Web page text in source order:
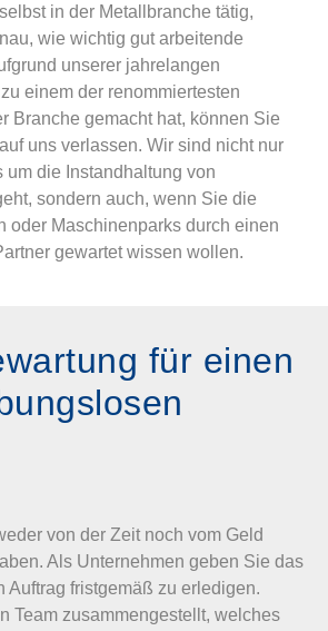
in der Metallbranche tätig,
wie wichtig gut arbeitende
unserer jahrelangen
einem der renommiertesten
Branche gemacht hat, können Sie
uns verlassen. Wir sind nicht nur
um die Instandhaltung von
sondern auch, wenn Sie die
oder Maschinenparks durch einen
gewartet wissen wollen.
für einen
von der Zeit noch vom Geld
Als Unternehmen geben Sie das
Auftrag fristgemäß zu erledigen.
Team zusammengestellt, welches